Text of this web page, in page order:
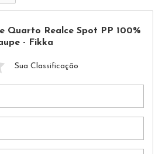
Quarto Realce Spot PP 100%
- Fikka
Sua Classificação